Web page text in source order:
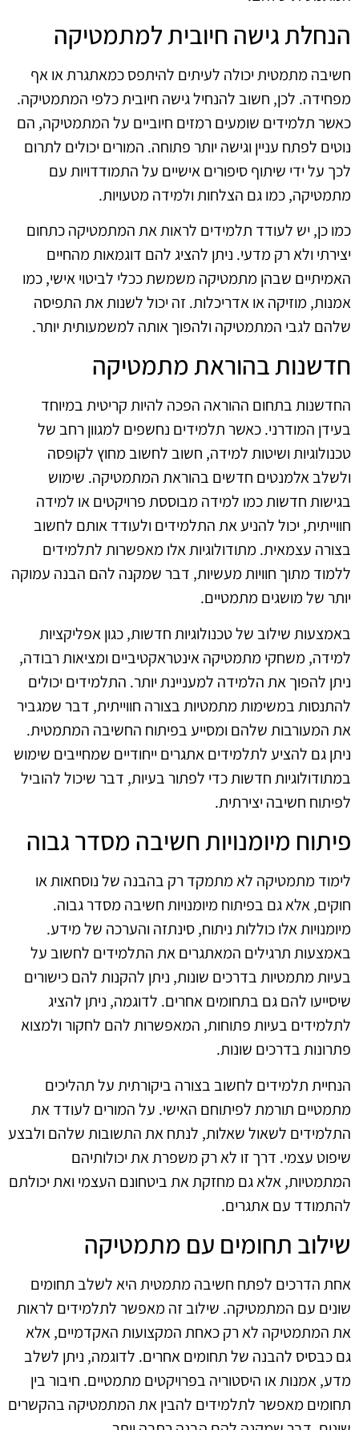
הנחלת גישה חיובית למתמטיקה
חשיבה מתמטית יכולה לעיתים להיתפס כמאתגרת או אף
מפחידה. לכן, חשוב להנחיל גישה חיובית כלפי המתמטיקה.
כאשר תלמידים שומעים רמזים חיוביים על המתמטיקה, הם
נוטים לפתח עניין וגישה יותר פתוחה. המורים יכולים לתרום
לכך על ידי שיתוף סיפורים אישיים על התמודדויות עם
מתמטיקה, כמו גם הצלחות ולמידה מטעויות.
כמו כן, יש לעודד תלמידים לראות את המתמטיקה כתחום
יצירתי ולא רק מדעי. ניתן להציג להם דוגמאות מהחיים
האמיתיים שבהן מתמטיקה משמשת ככלי לביטוי אישי, כמו
אמנות, מוזיקה או אדריכלות. זה יכול לשנות את התפיסה
שלהם לגבי המתמטיקה ולהפוך אותה למשמעותית יותר.
חדשנות בהוראת מתמטיקה
החדשנות בתחום ההוראה הפכה להיות קריטית במיוחד
בעידן המודרני. כאשר תלמידים נחשפים למגוון רחב של
טכנולוגיות ושיטות למידה, חשוב לחשוב מחוץ לקופסה
ולשלב אלמנטים חדשים בהוראת המתמטיקה. שימוש
בגישות חדשות כמו למידה מבוססת פרויקטים או למידה
חווייתית, יכול להניע את התלמידים ולעודד אותם לחשוב
בצורה עצמאית. מתודולוגיות אלו מאפשרות לתלמידים
ללמוד מתוך חוויות מעשיות, דבר שמקנה להם הבנה עמוקה
יותר של מושגים מתמטיים.
באמצעות שילוב של טכנולוגיות חדשות, כגון אפליקציות
למידה, משחקי מתמטיקה אינטראקטיביים ומציאות רבודה,
ניתן להפוך את הלמידה למעניינת יותר. התלמידים יכולים
להתנסות במשימות מתמטיות בצורה חווייתית, דבר שמגביר
את המעורבות שלהם ומסייע בפיתוח החשיבה המתמטית.
ניתן גם להציע לתלמידים אתגרים ייחודיים שמחייבים שימוש
במתודולוגיות חדשות כדי לפתור בעיות, דבר שיכול להוביל
לפיתוח חשיבה יצירתית.
פיתוח מיומנויות חשיבה מסדר גבוה
לימוד מתמטיקה לא מתמקד רק בהבנה של נוסחאות או
חוקים, אלא גם בפיתוח מיומנויות חשיבה מסדר גבוה.
מיומנויות אלו כוללות ניתוח, סינתזה והערכה של מידע.
באמצעות תרגילים המאתגרים את התלמידים לחשוב על
בעיות מתמטיות בדרכים שונות, ניתן להקנות להם כישורים
שיסייעו להם גם בתחומים אחרים. לדוגמה, ניתן להציג
לתלמידים בעיות פתוחות, המאפשרות להם לחקור ולמצוא
פתרונות בדרכים שונות.
הנחיית תלמידים לחשוב בצורה ביקורתית על תהליכים
מתמטיים תורמת לפיתוחם האישי. על המורים לעודד את
התלמידים לשאול שאלות, לנתח את התשובות שלהם ולבצע
שיפוט עצמי. דרך זו לא רק משפרת את יכולותיהם
המתמטיות, אלא גם מחזקת את ביטחונם העצמי ואת יכולתם
להתמודד עם אתגרים.
שילוב תחומים עם מתמטיקה
אחת הדרכים לפתח חשיבה מתמטית היא לשלב תחומים
שונים עם המתמטיקה. שילוב זה מאפשר לתלמידים לראות
את המתמטיקה לא רק כאחת המקצועות האקדמיים, אלא
גם כבסיס להבנה של תחומים אחרים. לדוגמה, ניתן לשלב
מדע, אמנות או היסטוריה בפרויקטים מתמטיים. חיבור בין
תחומים מאפשר לתלמידים להבין את המתמטיקה בהקשרים